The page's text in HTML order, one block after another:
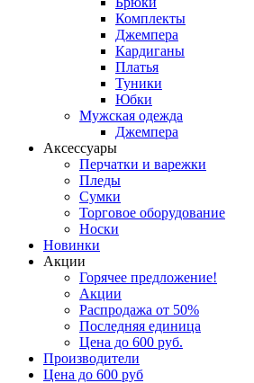
Комплекты
Джемпера
Кардиганы
Платья
Туники
Юбки
Мужская одежда
Джемпера
Аксессуары
Перчатки и варежки
Пледы
Сумки
Торговое оборудование
Носки
Новинки
Акции
Горячее предложение!
Акции
Распродажа от 50%
Последняя единица
Цена до 600 руб.
Производители
Цена до 600 руб